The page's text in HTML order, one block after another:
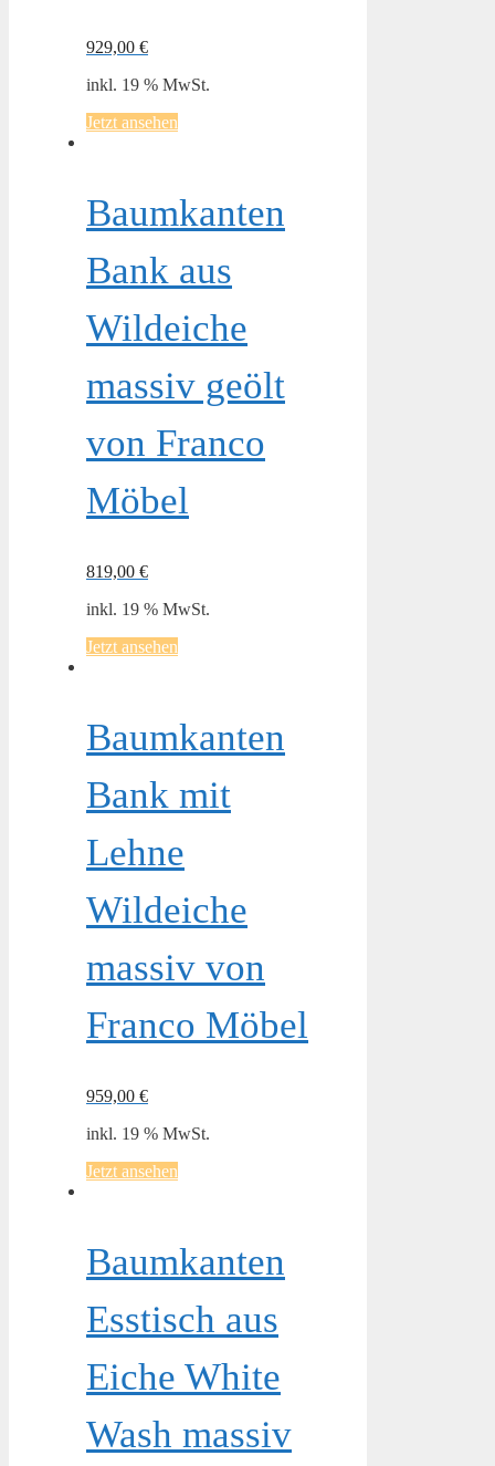
929,00 €
inkl. 19 % MwSt.
Jetzt ansehen
Baumkanten
Bank aus
Wildeiche
massiv geölt
von Franco
Möbel
819,00 €
inkl. 19 % MwSt.
Jetzt ansehen
Baumkanten
Bank mit
Lehne
Wildeiche
massiv von
Franco Möbel
959,00 €
inkl. 19 % MwSt.
Jetzt ansehen
Baumkanten
Esstisch aus
Eiche White
Wash massiv